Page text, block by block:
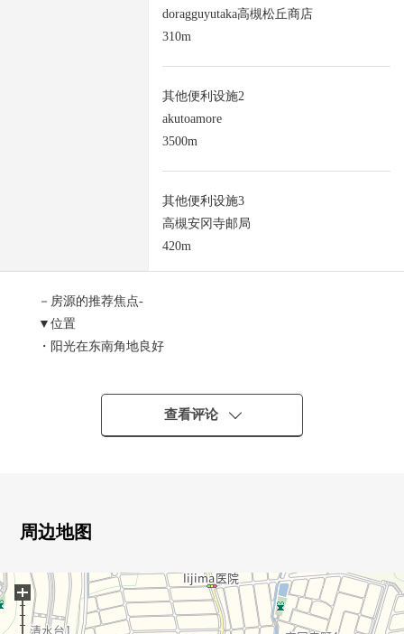
doragguyutaka高槻松丘商店
310m
其他便利设施2
akutoamore
3500m
其他便利设施3
高槻安冈寺邮局
420m
－房源的推荐焦点-
▼位置
・阳光在东南角地良好
・土地面积133.32平米
房源的详细、需讨论是如有意向，请跟我们联系。
查看评论
周边地图
+